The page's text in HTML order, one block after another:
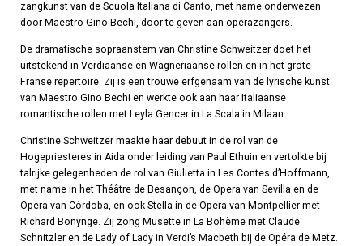
zangkunst van de Scuola Italiana di Canto, met name onderwezen
door Maestro Gino Bechi, door te geven aan operazangers.
De dramatische sopraanstem van Christine Schweitzer doet het
uitstekend in Verdiaanse en Wagneriaanse rollen en in het grote
Franse repertoire. Zij is een trouwe erfgenaam van de lyrische kunst
van Maestro Gino Bechi en werkte ook aan haar Italiaanse
romantische rollen met Leyla Gencer in La Scala in Milaan.
Christine Schweitzer maakte haar debuut in de rol van de
Hogepriesteres in Aida onder leiding van Paul Ethuin en vertolkte bij
talrijke gelegenheden de rol van Giulietta in Les Contes d’Hoffmann,
met name in het Théâtre de Besançon, de Opera van Sevilla en de
Opera van Córdoba, en ook Stella in de Opera van Montpellier met
Richard Bonynge. Zij zong Musette in La Bohème met Claude
Schnitzler en de Lady of Lady in Verdi’s Macbeth bij de Opéra de Metz.